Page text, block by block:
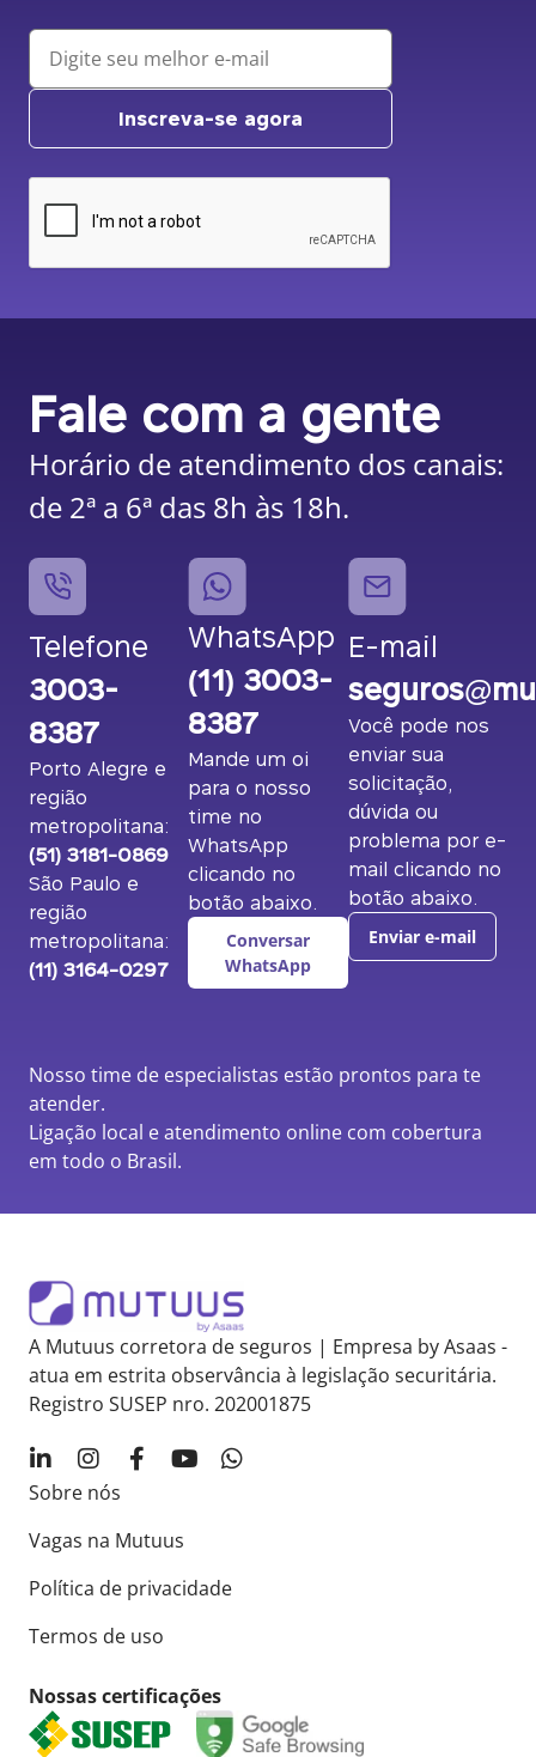
Inscreva-se agora
Fale com a gente
Horário de atendimento dos canais:
de 2ª a 6ª das 8h às 18h.
Telefone
3003-
8387
Porto Alegre e
região
metropolitana:
(51) 3181-0869
São Paulo e
região
metropolitana:
(11) 3164-0297
WhatsApp
(11) 3003-
8387
Mande um oi
para o nosso
time no
WhatsApp
clicando no
botão abaixo.
Conversar
WhatsApp
E-mail
Você pode nos
enviar sua
solicitação,
dúvida ou
problema por e-
mail clicando no
botão abaixo.
Enviar e-mail
Nosso time de especialistas estão prontos para te
atender.
Ligação local e atendimento online com cobertura
em todo o Brasil.
A Mutuus corretora de seguros | Empresa by Asaas -
atua em estrita observância à legislação securitária.
Registro SUSEP nro. 202001875
Sobre nós
Vagas na Mutuus
Política de privacidade
Termos de uso
Nossas certificações